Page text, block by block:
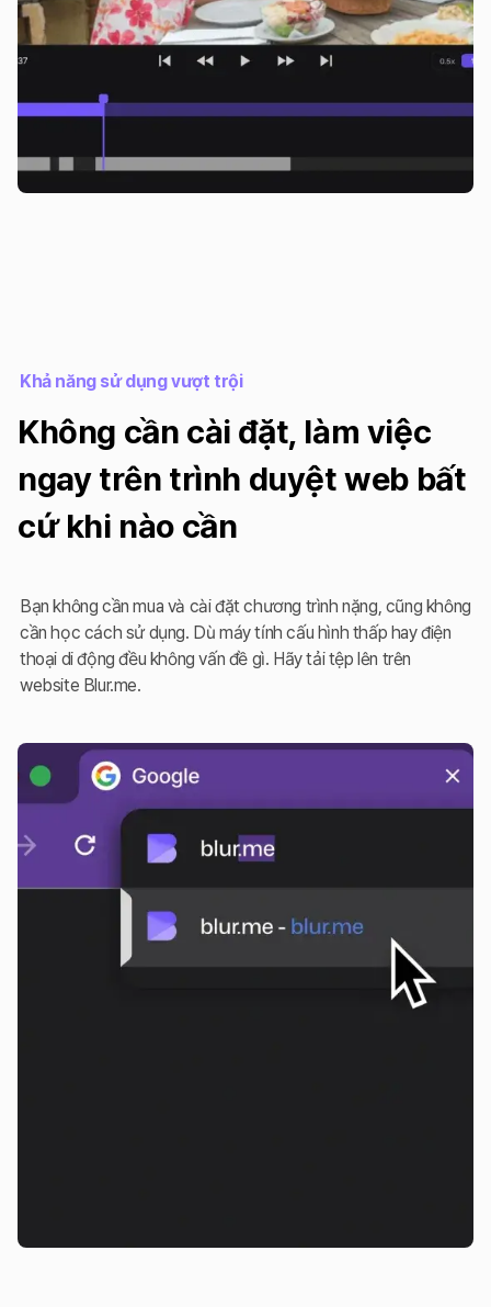
Khả năng sử dụng vượt trội
Không cần cài đặt, làm việc
ngay trên trình duyệt web bất
cứ khi nào cần
Bạn không cần mua và cài đặt chương trình nặng, cũng không
cần học cách sử dụng. Dù máy tính cấu hình thấp hay điện
thoại di động đều không vấn đề gì. Hãy tải tệp lên trên
website Blur.me.